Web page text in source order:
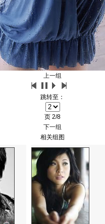
上一组
跳转至：
页 2/8
下一组
相关组图